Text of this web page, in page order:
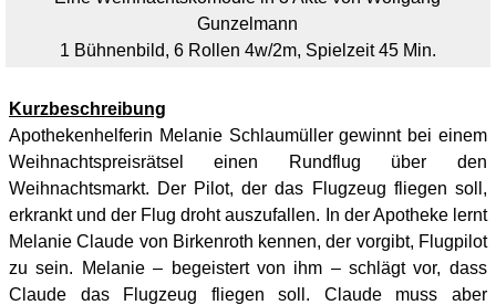
Gunzelmann
1 Bühnenbild, 6 Rollen 4w/2m, Spielzeit 45 Min.
Kurzbeschreibung
Apothekenhelferin Melanie Schlaumüller gewinnt bei einem
Weihnachtspreisrätsel einen Rundflug über den
Weihnachtsmarkt. Der Pilot, der das Flugzeug fliegen soll,
erkrankt und der Flug droht auszufallen. In der Apotheke lernt
Melanie Claude von Birkenroth kennen, der vorgibt, Flugpilot
zu sein. Melanie – begeistert von ihm – schlägt vor, dass
Claude das Flugzeug fliegen soll. Claude muss aber